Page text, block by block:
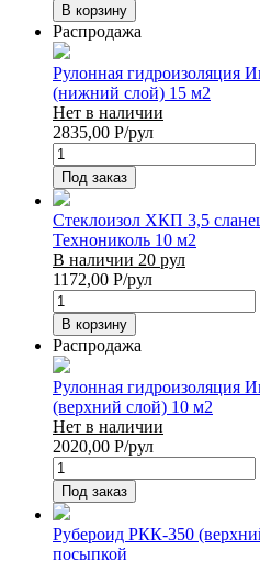
В корзину
Распродажа
Рулонная гидроизоляция
(нижний слой) 15 м2
Нет в наличии
2835,00 Р/рул
Под заказ
Стеклоизол ХКП 3,5
Технониколь 10 м2
В наличии 20 рул
1172,00 Р/рул
В корзину
Распродажа
Рулонная гидроизоляция
(верхний слой) 10 м2
Нет в наличии
2020,00 Р/рул
Под заказ
Рубероид РКК-350
посыпкой